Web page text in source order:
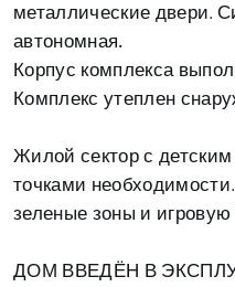
металлические двери.
автономная.
Корпус комплекса
Комплекс утеплен
Жилой сектор с
точками
зеленые зоны и
ДОМ ВВЕДЁН В